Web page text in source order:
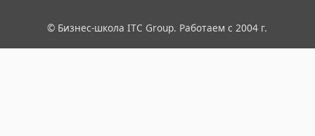
© Бизнес-школа ITC Group. Работаем с 2004 г.